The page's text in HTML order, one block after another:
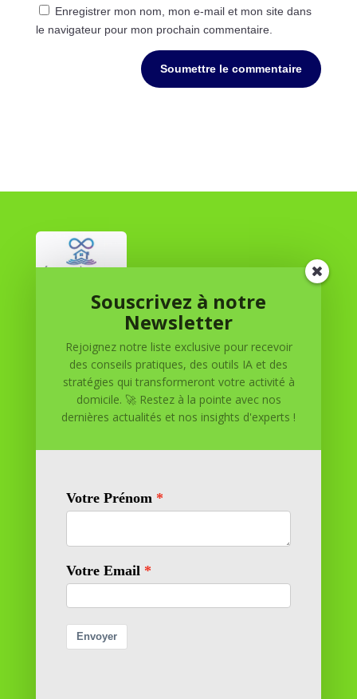
Enregistrer mon nom, mon e-mail et mon site dans
le navigateur pour mon prochain commentaire.
Soumettre le commentaire
Réussite à Domicile
Réussite à Domicile est votre partenaire de confiance
pour atteindre vos objectifs depuis le confort de votre
maison. Nous offrons des solutions personnalisées pour
vous aider à réussir.
11 rue Richelieu
69100 VILLEURBANNE
Contactez-nous
contact@reussiteadomicile.com
Souscrivez à notre
Newsletter
Rejoignez notre liste exclusive pour recevoir
des conseils pratiques, des outils IA et des
stratégies qui transformeront votre activité à
domicile. 🚀 Restez à la pointe avec nos
dernières actualités et nos insights d'experts !